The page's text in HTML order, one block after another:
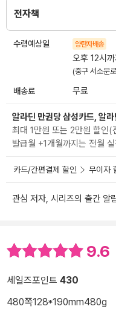
전자책
수령예상일 양탄자배송
오후 12시
(중구 서소문
배송료 무료
알라딘 만권당 삼성카드, 알
최대 1만원 또는 2만원 할인
발급월 +1개월까지는 전월
카드/간편결제 할인 무이자
관심 저자, 시리즈의 출간 알
9.6
세일즈포인트 430
480쪽128*190mm480g